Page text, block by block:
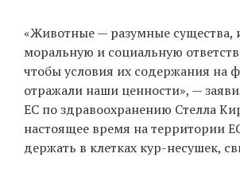
«Животные — разумные существа,
моральную и социальную
чтобы условия их содержания на
отражали наши ценности», —
ЕС по здравоохранению Стелла
настоящее время на территории
держать в клетках кур-несушек,